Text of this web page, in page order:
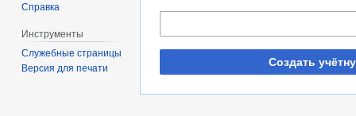
Создать
Справка
Инструменты
Служебные страницы
Версия для печати